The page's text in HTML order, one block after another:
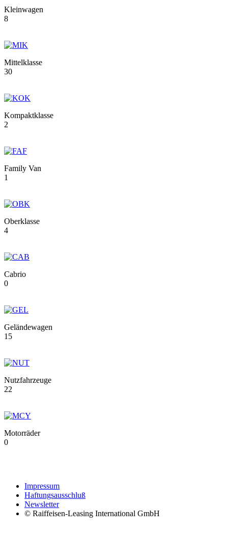
Kleinwagen
8
Mittelklasse
30
Kompaktklasse
2
Family Van
1
Oberklasse
4
Cabrio
0
Geländewagen
15
Nutzfahrzeuge
22
Motorräder
0
Impressum
Haftungsausschluß
Newsletter
© Raiffeisen-Leasing International GmbH